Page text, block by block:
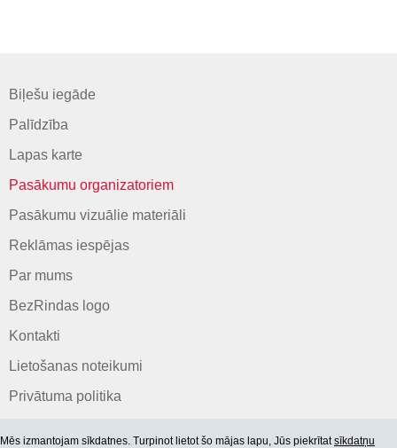
Biļešu iegāde
Palīdzība
Lapas karte
Pasākumu organizatoriem
Pasākumu vizuālie materiāli
Reklāmas iespējas
Par mums
BezRindas logo
Kontakti
Lietošanas noteikumi
Privātuma politika
Mēs izmantojam sīkdatnes. Turpinot lietot šo mājas lapu, Jūs piekrītatsīkdatņu